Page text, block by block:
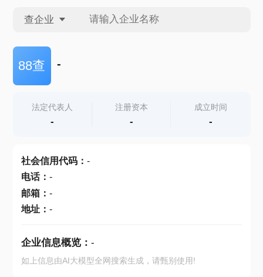
查企业
查企业
查产地
88查 -
法定代表人
-
注册资本
-
成立时间
-
社会信用代码： -
电话： -
邮箱： -
地址： -
企业信息概览： -
如上信息由AI大模型全网搜索生成，请甄别使用!